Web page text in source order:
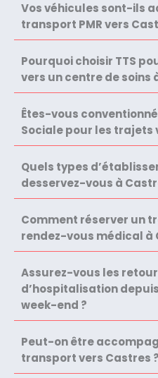
Vos véhicules sont-ils
transport PMR vers
Pourquoi choisir TTS
vers un centre de soins
Êtes-vous
Sociale pour les trajets
Quels types
desservez-vous à
Comment réserver un
rendez-vous médical à
Assurez-vous les
d’hospitalisation
week-end ?
Peut-on être
transport vers Castres ?